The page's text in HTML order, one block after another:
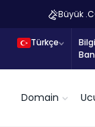
Büyük
Türkçe
Bilgi
Domain